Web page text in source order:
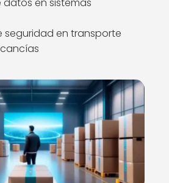
seguridad en transporte